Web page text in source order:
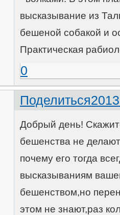
высказывание из
бешеной собакой и
Практическая
0
Поделиться
Добрый день!
бешенства не
почему его тогда
высказываниям
бешенством,но
этом не знают,раз